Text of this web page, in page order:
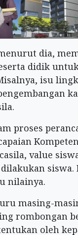
dia,
didik
isu
proses
value
nilainya.
masing-
rombongan
oleh